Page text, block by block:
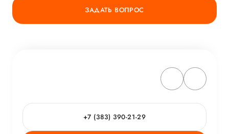
ЗАДАТЬ ВОПРОС
+7 (383) 390-21-29